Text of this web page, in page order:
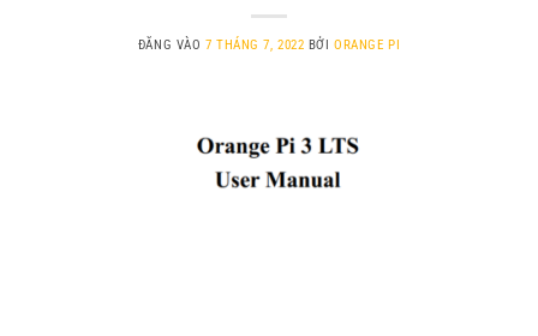
ĐĂNG VÀO 7 THÁNG 7, 2022 BỞIORANGE PI